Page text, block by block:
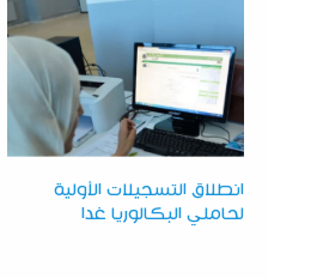
انطلاق التسجيلات الأولية
لحاملي البكالوريا غدا